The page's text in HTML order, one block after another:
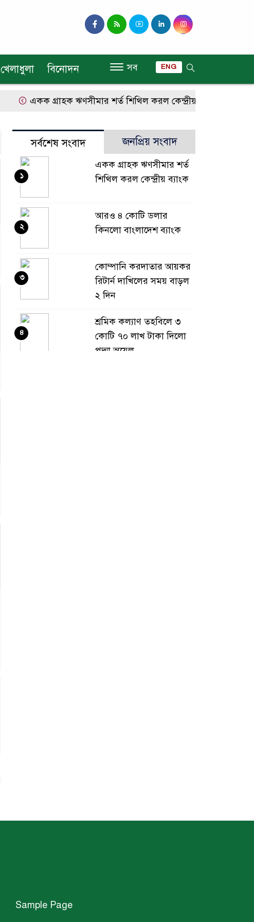
খেলাধুলা বিনোদন সব ENG
একক গ্রাহক ঋণসীমার শর্ত শিথিল করল কেন্দ্রীয় ব্যাংক
সর্বশেষ সংবাদ জনপ্রিয় সংবাদ
একক গ্রাহক ঋণসীমার শর্ত
শিথিল করল কেন্দ্রীয় ব্যাংক
১
আরও ৪ কোটি ডলার
কিনলো বাংলাদেশ ব্যাংক
২
কোম্পানি করদাতার আয়কর
রিটার্ন দাখিলের সময় বাড়ল
২ দিন
৩
শ্রমিক কল্যাণ তহবিলে ৩
কোটি ৭০ লাখ টাকা দিলো
পদ্মা অয়েল
৪
Sample Page